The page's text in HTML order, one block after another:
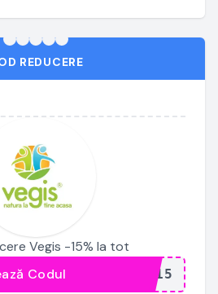
REDUCERE
Vegis -15% la tot
...E15
Codul